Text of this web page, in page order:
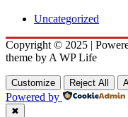
Uncategorized
Copyright © 2025 |
theme by A WP Life
Customize Reject All
Powered by
✖